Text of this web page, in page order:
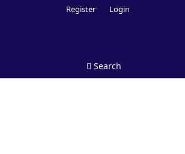
Search
Register Login